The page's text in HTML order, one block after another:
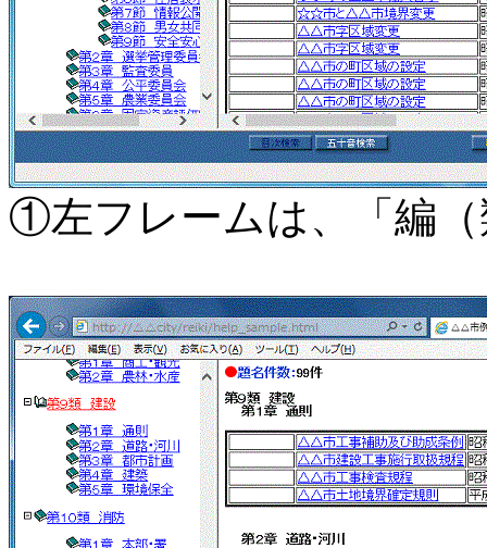
①左フレームは、「編